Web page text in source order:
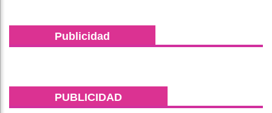
Publicidad
PUBLICIDAD